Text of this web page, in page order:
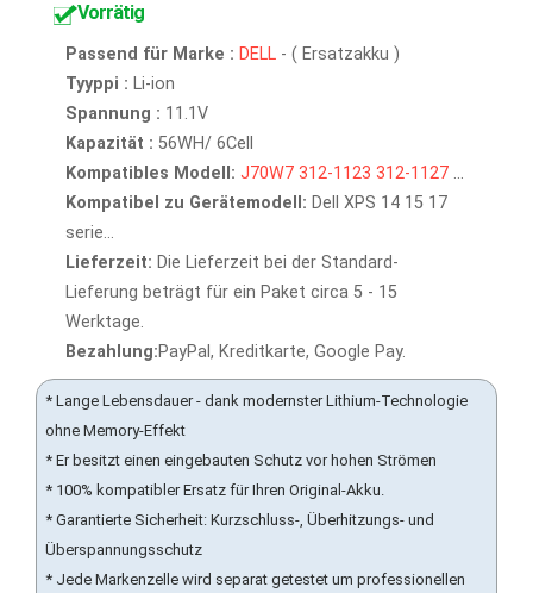
Vorrätig
Passend für Marke : DELL - ( Ersatzakku )
Tyyppi : Li-ion
Spannung : 11.1V
Kapazität : 56WH/ 6Cell
Kompatibles Modell: J70W7 312-1123 312-1127 ...
Kompatibel zu Gerätemodell: Dell XPS 14 15 17
serie...
Lieferzeit: Die Lieferzeit bei der Standard-
Lieferung beträgt für ein Paket circa 5 - 15
Werktage.
Bezahlung:PayPal, Kreditkarte, Google Pay.
* Lange Lebensdauer - dank modernster Lithium-Technologie
ohne Memory-Effekt
* Er besitzt einen eingebauten Schutz vor hohen Strömen
* 100% kompatibler Ersatz für Ihren Original-Akku.
* Garantierte Sicherheit: Kurzschluss-, Überhitzungs- und
Überspannungsschutz
* Jede Markenzelle wird separat getestet um professionellen